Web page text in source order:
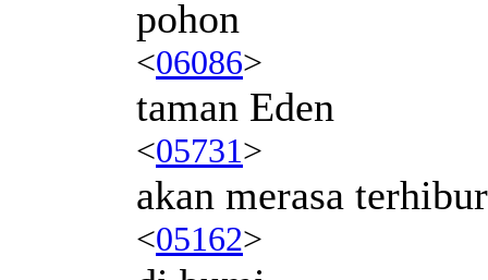
pohon
<06086>
taman Eden
<05731>
akan merasa terhibur
<05162>